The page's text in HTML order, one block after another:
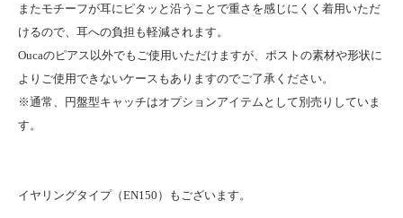
またモチーフが耳にピタッと沿うことで重さを感じにくく着用いただ
けるので、耳への負担も軽減されます。
Oucaのピアス以外でもご使用いただけますが、ポストの素材や形状に
よりご使用できないケースもありますのでご了承ください。
※通常、円盤型キャッチはオプションアイテムとして別売りしていま
す。
イヤリングタイプ（EN150）もございます。